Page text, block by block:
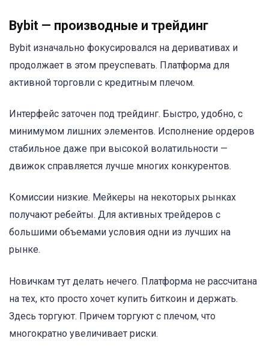
Bybit — производные и трейдинг
Bybit изначально фокусировался на деривативах и
продолжает в этом преуспевать. Платформа для
активной торговли с кредитным плечом.
Интерфейс заточен под трейдинг. Быстро, удобно, с
минимумом лишних элементов. Исполнение ордеров
стабильное даже при высокой волатильности —
движок справляется лучше многих конкурентов.
Комиссии низкие. Мейкеры на некоторых рынках
получают ребейты. Для активных трейдеров с
большими объемами условия одни из лучших на
рынке.
Новичкам тут делать нечего. Платформа не рассчитана
на тех, кто просто хочет купить биткоин и держать.
Здесь торгуют. Причем торгуют с плечом, что
многократно увеличивает риски.